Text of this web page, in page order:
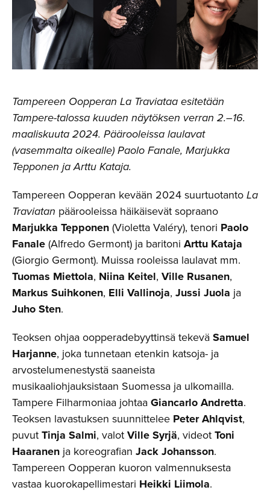
Tampereen Oopperan La Traviataa esitetään
Tampere-talossa kuuden näytöksen verran 2.–16.
maaliskuuta 2024. Päärooleissa laulavat
(vasemmalta oikealle) Paolo Fanale, Marjukka
Tepponen ja Arttu Kataja.
Tampereen Oopperan kevään 2024 suurtuotantoLa
Traviatan päärooleissa häikäisevät sopraano
Marjukka Tepponen(Violetta Valéry), tenori Paolo
Fanale(Alfredo Germont) ja baritoni Arttu Kataja
(Giorgio Germont). Muissa rooleissa laulavat mm.
Tuomas Miettola, Niina Keitel, Ville Rusanen,
Markus Suihkonen, Elli Vallinoja, Jussi Juola ja
Juho Sten.
Teoksen ohjaa oopperadebyyttinsä tekeväSamuel
Harjanne, joka tunnetaan etenkin katsoja- ja
arvostelumenestystä saaneista
musikaaliohjauksistaan Suomessa ja ulkomailla.
Tampere Filharmoniaa johtaaGiancarlo Andretta.
Teoksen lavastuksen suunnittelee Peter Ahlqvist,
puvutTinja Salmi, valotVille Syrjä, videotToni
Haaranen ja koreografian Jack Johansson.
Tampereen Oopperan kuoron valmennuksesta
vastaa kuorokapellimestari Heikki Liimola.